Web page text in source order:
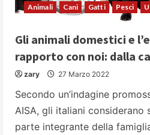
Animali Cani Gatti Pesci
Gli animali domestici e
rapporto con noi: dalla
zary 27 Marzo 2022
Secondo un’indagine
AISA, gli italiani considerano
parte integrante della